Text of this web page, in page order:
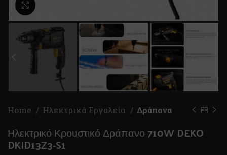
Home Ηλεκτρικά Εργαλεία Δράπανα
Ηλεκτρικό Κρουστικό Δράπανο 710W DEKO
DKID13Z3-S1